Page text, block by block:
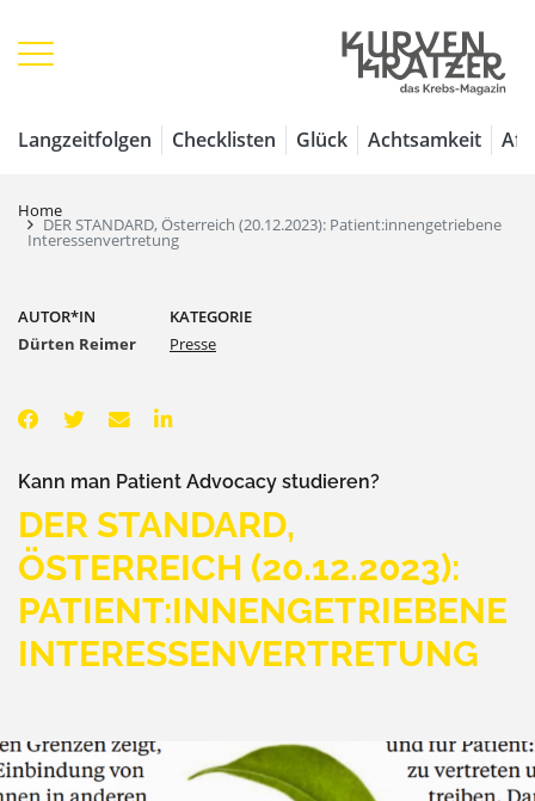
Langzeitfolgen Checklisten Glück Achtsamkeit
Home
DER STANDARD, Österreich (20.12.2023): Patient:innengetriebene
Interessenvertretung
AUTOR*IN
Dürten Reimer
KATEGORIE
Presse
Kann man Patient Advocacy studieren?
DER STANDARD,
ÖSTERREICH (20.12.2023):
PATIENT:INNENGETRIEBENE
INTERESSENVERTRETUNG